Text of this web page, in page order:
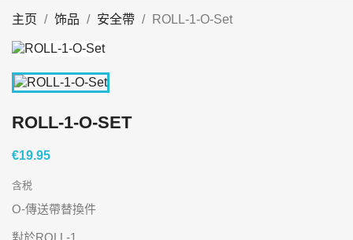
主页 饰品 安全帶 ROLL-1-O-Set
ROLL-1-O-SET
€19.95
含税
O-傳送帶替換件
對於ROLL-1